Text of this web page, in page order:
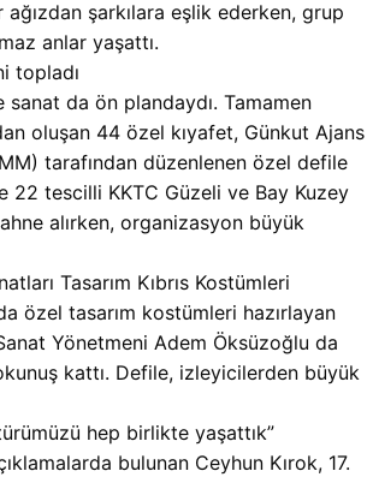
şarkılara eşlik ederken, grup
anlar yaşattı.
topladı
sanat da ön plandaydı. Tamamen
oluşan 44 özel kıyafet, Günkut Ajans
tarafından düzenlenen özel defile
22 tescilli KKTC Güzeli ve Bay Kuzey
alırken, organizasyon büyük
Tasarım Kıbrıs Kostümleri
özel tasarım kostümleri hazırlayan
Yönetmeni Adem Öksüzoğlu da
kattı. Defile, izleyicilerden büyük
hep birlikte yaşattık”
bulunan Ceyhun Kırok, 17.